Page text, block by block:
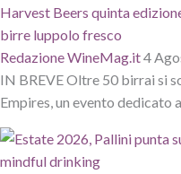
Harvest Beers quinta
birre luppolo fresco
Redazione WineMag.it4
IN BREVE Oltre 50 birrai si
Empires, un evento dedicato